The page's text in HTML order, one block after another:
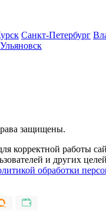
Санкт-Петербург
Ульяновск
защищены.
корректной работы
и других
обработки